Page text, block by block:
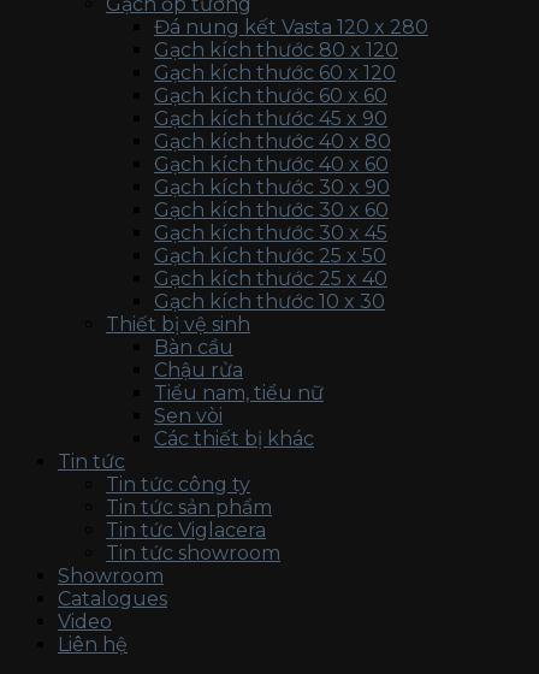
Đá nung kết Vasta 120 x 280
Gạch kích thước 80 x 120
Gạch kích thước 60 x 120
Gạch kích thước 60 x 60
Gạch kích thước 45 x 90
Gạch kích thước 40 x 80
Gạch kích thước 40 x 60
Gạch kích thước 30 x 90
Gạch kích thước 30 x 60
Gạch kích thước 30 x 45
Gạch kích thước 25 x 50
Gạch kích thước 25 x 40
Gạch kích thước 10 x 30
Thiết bị vệ sinh
Bàn cầu
Chậu rửa
Tiểu nam, tiểu nữ
Sen vòi
Các thiết bị khác
Tin tức
Tin tức công ty
Tin tức sản phẩm
Tin tức Viglacera
Tin tức showroom
Showroom
Catalogues
Video
Liên hệ